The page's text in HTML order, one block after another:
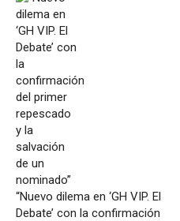
“Nuevo dilema en ‘GH VIP. El
Debate’ con la confirmación